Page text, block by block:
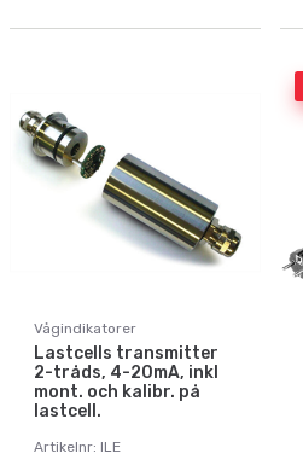
Vågindikatorer
Lastcells transmitter
2-tråds, 4-20mA, inkl
mont. och kalibr. på
lastcell.
Artikelnr: ILE